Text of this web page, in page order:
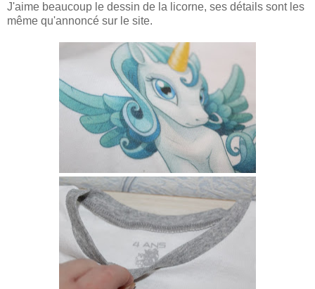
J'aime beaucoup le dessin de la licorne, ses détails sont les
même qu'annoncé sur le site.